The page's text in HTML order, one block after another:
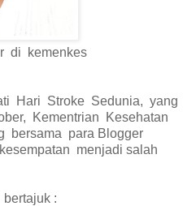
di kemenkes
Hari Stroke Sedunia, yang
Kementrian Kesehatan
bersama para Blogger
menjadi salah
: